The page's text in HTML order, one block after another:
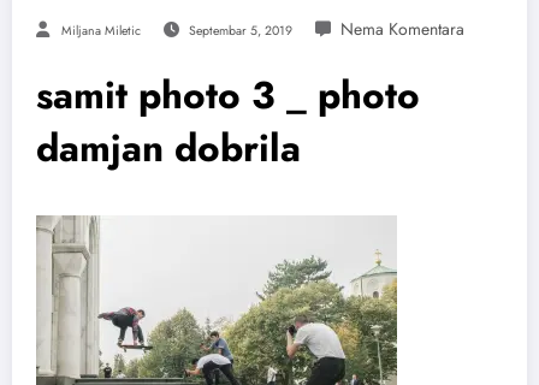
Miljana Miletic Septembar 5, 2019
samit photo 3 _ photo
damjan dobrila